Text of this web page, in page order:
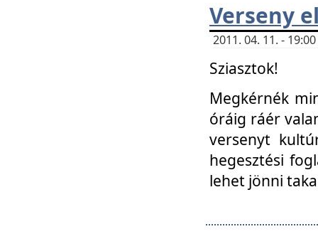
Verseny
2011. 04. 11. -
Sziasztok!
Megkérnék
óráig ráér
versenyt
hegesztési
lehet jönni